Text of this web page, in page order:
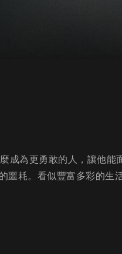
成為更勇敢的人，讓他能
噩耗。看似豐富多彩的生